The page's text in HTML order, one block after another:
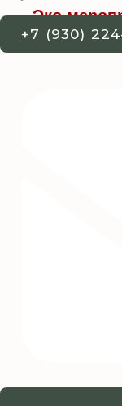
Эко
+7 (930)